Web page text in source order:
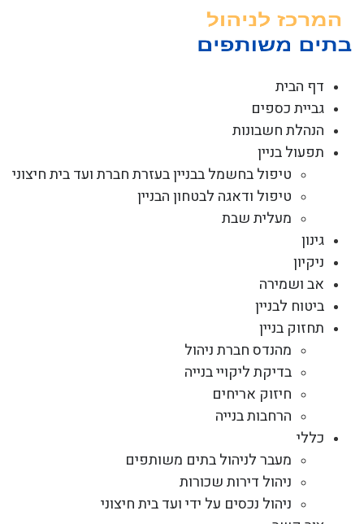
דף הבית
גביית כספים
הנהלת חשבונות
תפעול בניין
טיפול בחשמל בבניין בעזרת חברת ועד בית חיצוני
טיפול ודאגה לבטחון הבניין
מעלית שבת
גינון
ניקיון
אב ושמירה
ביטוח לבניין
תחזוק בניין
מהנדס חברת ניהול
בדיקת ליקויי בנייה
חיזוק אריחים
הרחבות בנייה
כללי
מעבר לניהול בתים משותפים
ניהול דירות שכורות
ניהול נכסים על ידי ועד בית חיצוני